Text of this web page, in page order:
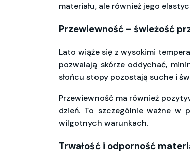
materiału, ale również jego
Przewiewność – świeżość
Lato wiąże się z wysokimi
pozwalają skórze oddychać,
słońcu stopy pozostają suche i
Przewiewność ma również
dzień. To szczególnie ważne w
wilgotnych warunkach.
Trwałość i odporność